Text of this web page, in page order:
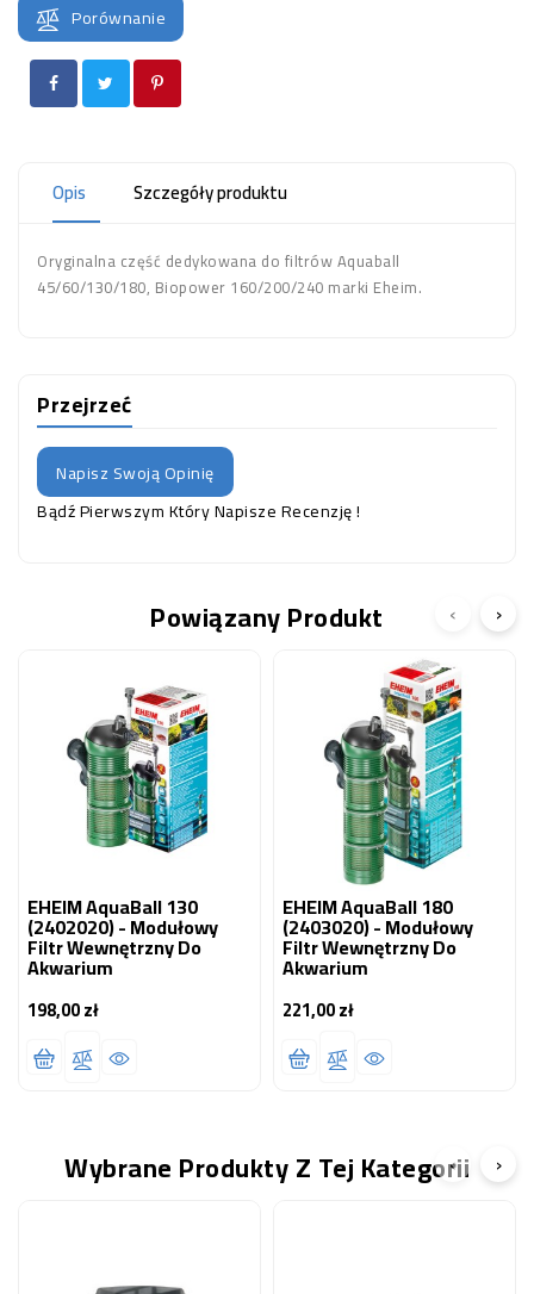
Porównanie
Opis Szczegóły produktu
Oryginalna część dedykowana do filtrów Aquaball
45/60/130/180, Biopower 160/200/240 marki Eheim.
Przejrzeć
Napisz Swoją Opinię
Bądź Pierwszym Który Napisze Recenzję !
Powiązany Produkt
EHEIM AquaBall 130
(2402020) - Modułowy
Filtr Wewnętrzny Do
Akwarium
198,00 złCena
EHEIM AquaBall 180
(2403020) - Modułowy
Filtr Wewnętrzny Do
Akwarium
221,00 złCena
‹ ›
Wybrane Produkty Z Tej Kategorii
‹ ›